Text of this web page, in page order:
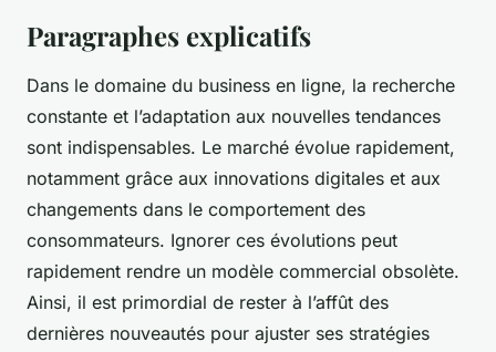
Paragraphes explicatifs
Dans le domaine du business en ligne, la recherche
constante et l’adaptation aux nouvelles tendances
sont indispensables. Le marché évolue rapidement,
notamment grâce aux innovations digitales et aux
changements dans le comportement des
consommateurs. Ignorer ces évolutions peut
rapidement rendre un modèle commercial obsolète.
Ainsi, il est primordial de rester à l’affût des
dernières nouveautés pour ajuster ses stratégies